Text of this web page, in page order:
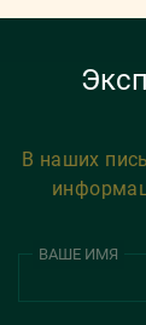
В наших
ВАШЕ ИМЯ